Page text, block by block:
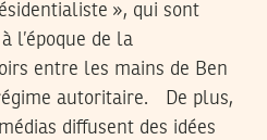
», qui sont
l’époque de la
entre les mains de Ben
autoritaire. De plus,
diffusent des idées